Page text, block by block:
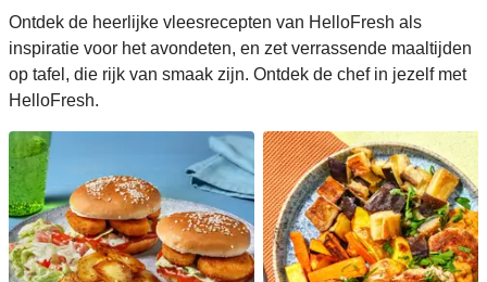
Italiaanse recepten voor avondeten
Japanse recepten voor avondeten
Makkelijke recepten voor avondeten
Snelle recepten voor avondeten
Ontdek de heerlijke vleesrecepten van HelloFresh als
inspiratie voor het avondeten, en zet verrassende maaltijden
op tafel, die rijk van smaak zijn. Ontdek de chef in jezelf met
HelloFresh.